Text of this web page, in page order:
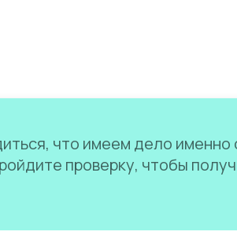
что имеем дело именно
проверку, чтобы